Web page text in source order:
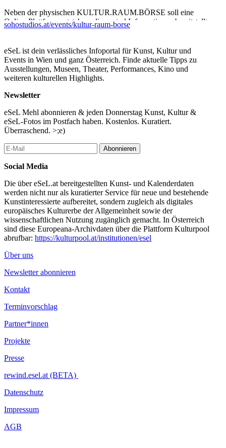
Neben der physischen KULTUR.RAUM.BÖRSE soll eine
Online-Plattform entstehen, die zentral Informationen bereitstellt
und weiterführend zu einem nutzer*innengenerierten Marktplatz
Marktplatz soll allen die Möglichkeit bieten, für Kulturarbeit
zugänglichen Raum zur Verfügung zu stellen und zu finden.
In Kooperation mit: Stadt Wien (MA7), Kreative Räume Wien,
imGrätzl Wien, Gebietsbetreuung Stadterneuerung, Vienna Club
Commission
Programm:
Beginn 17:00 Uhr
Begrüßung und Eröffnung
Monika Erb - Geschäftsführerin BASiS.KULTUR.WiEN
Patricia Anderle - Landtagsabgeordnete & Gemeinderätin
Vorstellung der Online-Plattform
Jacob Bleistein -Projektleiter BASiS.KULTUR.WiEN
Impuls-Vorträge
„Freie Kultur braucht Raum“
Magdalena Augustin (TU Wien)
„Wie finde ich einen passenden Raum?“
Uli Fries (Kreative Räume Wien)
„Raum erkämpfen und verteidigen“
Eray Ramazan Eraslan (Planet 10)
Beraten & informieren
Raumanbieter*innen aus diversen Bezirken und
Kooperationspartner*innen & Raumservicestellen
DJ-Set von Aleksandra Marr
Ende 21:00 Uhr
...Mehr lesen
sohostudios.at/events/kultur-raum-borse
eSeL ist dein verlässliches Infoportal für Kunst, Kultur und
Events in Wien und ganz Österreich. Finde aktuelle Tipps zu
Ausstellungen, Museen, Theater, Performances, Kino und
weiteren kulturellen Highlights.
Newsletter
eSeL Mehl abonnieren & jeden Donnerstag Kunst, Kultur &
eSeL-Fotos im Postfach haben. Kostenlos. Kuratiert.
Überraschend. >;e)
Abonnieren
Social Media
Die über eSeL.at bereitgestellten Kunst- und Kalenderdaten
werden nicht nur als kuratierter Service für neue und bestehende
Kunstinteressierte aufbereitet, sondern zugleich als digitales
europäisches Kulturerbe der Allgemeinheit sowie der
wissenschaftlichen Nutzung zugänglich gemacht. In Österreich
sind diese Europeana-Archivdaten über die Plattform Kulturpool
abrufbar: https://kulturpool.at/institutionen/esel
Über uns
Newsletter abonnieren
Kontakt
Terminvorschlag
Partner*innen
Projekte
Presse
rewind.esel.at (BETA)
Datenschutz
Impressum
AGB